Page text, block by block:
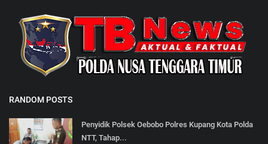
RANDOM POSTS
Penyidik Polsek Oebobo Polres Kupang Kota Polda
NTT, Tahap...